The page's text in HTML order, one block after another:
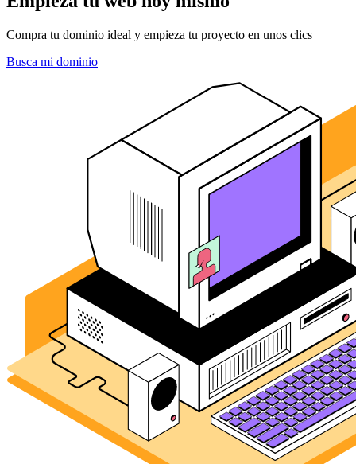
Compra tu dominio ideal y empieza tu proyecto en unos clics
Busca mi dominio